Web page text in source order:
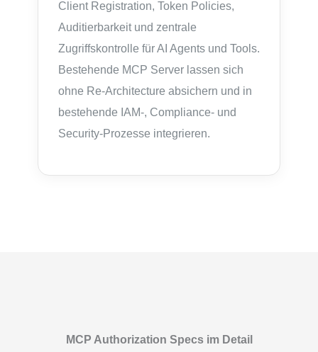
Client Registration, Token Policies,
Auditierbarkeit und zentrale
Zugriffskontrolle für AI Agents und Tools.
Bestehende MCP Server lassen sich
ohne Re-Architecture absichern und in
bestehende IAM-, Compliance- und
Security-Prozesse integrieren.
MCP Authorization Specs im Detail